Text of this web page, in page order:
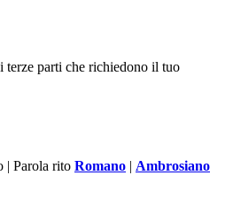
terze parti che richiedono il tuo
| Parola rito Romano | Ambrosiano